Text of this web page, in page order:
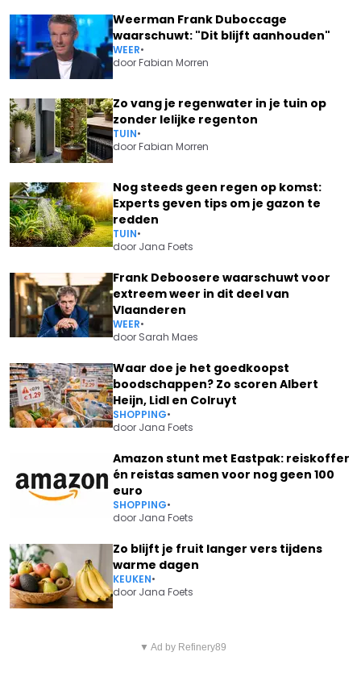
Weerman Frank Duboccage
waarschuwt: "Dit blijft aanhouden"
WEER•
doorFabian Morren
Zo vang je regenwater in je tuin op
zonder lelijke regenton
TUIN•
doorFabian Morren
Nog steeds geen regen op komst:
Experts geven tips om je gazon te
redden
TUIN•
door Jana Foets
Frank Deboosere waarschuwt voor
extreem weer in dit deel van
Vlaanderen
WEER•
door Sarah Maes
Waar doe je het goedkoopst
boodschappen? Zo scoren Albert
Heijn, Lidl en Colruyt
SHOPPING•
door Jana Foets
Amazon stunt met Eastpak: reiskoffer
én reistas samen voor nog geen 100
euro
SHOPPING•
door Jana Foets
Zo blijft je fruit langer vers tijdens
warme dagen
KEUKEN•
door Jana Foets
DECATHLON ROEPT
▼ Ad by Refinery89